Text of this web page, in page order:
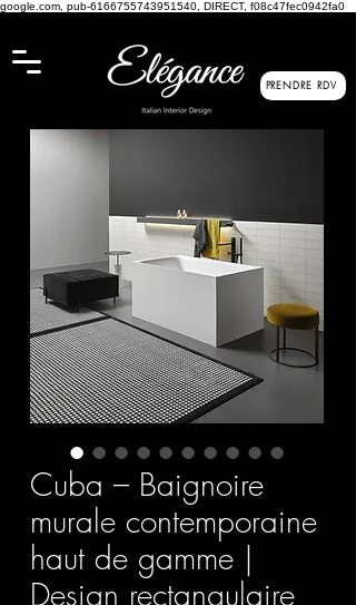
google.com, pub-6166755743951540, DIRECT, f08c47fec0942fa0
PRENDRE RDV
Cuba – Baignoire
murale contemporaine
haut de gamme |
Design rectangulaire